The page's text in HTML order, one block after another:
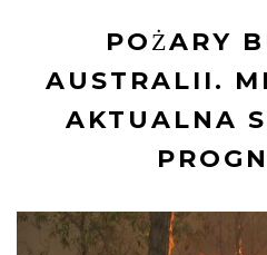
POŻARY
AUSTRALII.
AKTUALNA